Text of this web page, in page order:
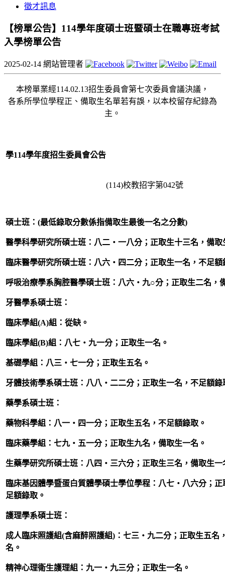
徵才訊息
【榜單公告】114學年度碩士班暨碩士在職專班考試
入學榜單公告
2025-02-14 網站管理者
本榜單業經114.02.13招生委員會第七次委員會議決議，
各系所學位學程正、備取生名單若有誤，以本校留存紀錄為
主。
學114學年度招生委員會公告
(114)校教招字第042號
碩士班： (最低錄取分數係指備取生最後一名之分數)
醫學科學研究所碩士班：八二‧一八分；正取生十三名，備取
臨床醫學研究所碩士班：八六‧四二分；正取生一名，不足額
呼吸治療學系胸腔醫學碩士班：八六‧九○分；正取生二名，
牙醫學系碩士班：
臨床學組(A)組：從缺。
臨床學組(B)組：八七‧九一分；正取生一名。
基礎學組：八三‧七一分；正取生五名。
牙體技術學系碩士班：八八‧二二分；正取生一名，不足額錄
藥學系碩士班：
藥物科學組：八一‧四一分；正取生五名，不足額錄取。
臨床藥學組：七九‧五一分；正取生九名，備取生一名。
生藥學研究所碩士班：八四‧三六分；正取生三名，備取生一
臨床基因體學暨蛋白質體學碩士學位學程：八七‧八六分；正
足額錄取。
護理學系碩士班：
成人臨床照護組(含麻醉照護組)：七三‧九二分；正取生五名
名。
精神心理衛生護理組：九一‧九三分；正取生一名。